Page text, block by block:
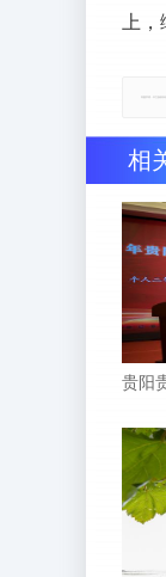
上
相
贵阳